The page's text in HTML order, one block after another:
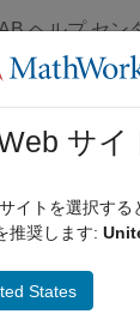
ヘルプ セン
File Exchange
回答
to
2024 8 月 6
サイ
イトを選択する
推奨します:
States